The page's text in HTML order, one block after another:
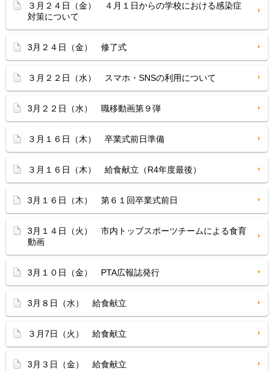
３月２４日（金） ４月１日からの学校における感染症
対策について
3月２４日（金） 修了式
３月２２日（水） スマホ・SNSの利用について
3月２２日（水） 職移動画第９弾
３月１６日（木） 卒業式前日準備
３月１６日（木） 給食献立（R4年度最後）
3月１６日（木） 第６１回卒業式前日
3月１４日（火） 市内トップスポーツチームによる食育
動画
3月１０日（金） PTA広報誌発行
3月８日（水） 給食献立
３月7日（火） 給食献立
3月３日（金） 給食献立